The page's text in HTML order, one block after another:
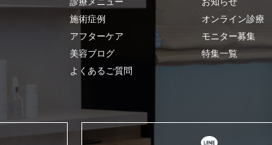
施術症例
アフターケア
美容ブログ
よくあるご質問
オンライン診療
モニター募集
特集一覧